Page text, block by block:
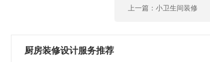
上一篇：小卫生间装修
厨房装修设计服务推荐